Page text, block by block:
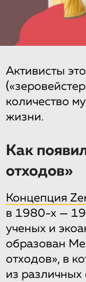
Активисты
количество
жизни.
Как
отходов»
Концепция
в 1980-х —
ученых и
образован
отходов», в
из различных